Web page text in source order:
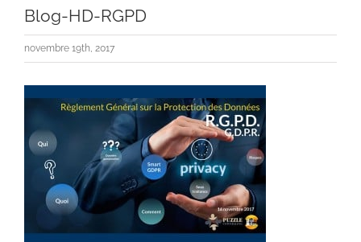
Blog-HD-RGPD
novembre 19th, 2017